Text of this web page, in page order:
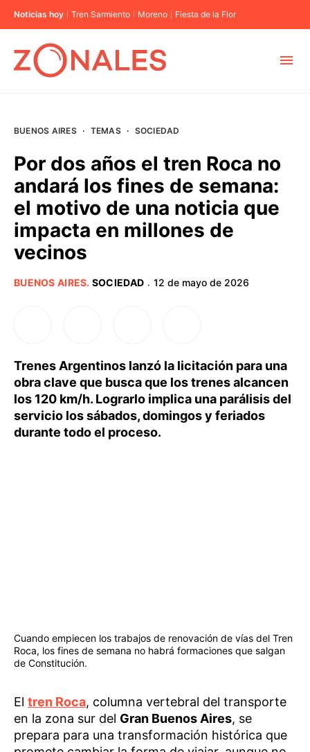
Noticias hoy Tren Sarmiento Moreno Fiesta de la Flor
BUENOS AIRES
PROVINCIAS
BUENOS AIRES · TEMAS · SOCIEDAD
Por dos años el tren Roca no
andará los fines de semana:
el motivo de una noticia que
impacta en millones de
vecinos
BUENOS AIRES. SOCIEDAD · 12 de mayo de 2026
Trenes Argentinos lanzó la licitación para una
obra clave que busca que los trenes alcancen
los 120 km/h. Lograrlo implica una parálisis del
servicio los sábados, domingos y feriados
durante todo el proceso.
Cuando empiecen los trabajos de renovación de vías del Tren
Roca, los fines de semana no habrá formaciones que salgan
de Constitución.
El tren Roca, columna vertebral del transporte
en la zona sur del Gran Buenos Aires, se
prepara para una transformación histórica que